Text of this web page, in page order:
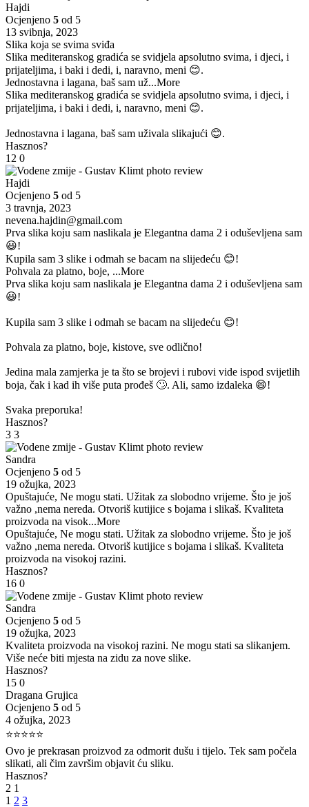
Hajdi
Ocjenjeno 5 od 5
13 svibnja, 2023
Slika koja se svima sviđa
Slika mediteranskog gradića se svidjela apsolutno svima, i djeci, i
prijateljima, i baki i dedi, i, naravno, meni 😊.
Jednostavna i lagana, baš sam už...More
Slika mediteranskog gradića se svidjela apsolutno svima, i djeci, i
prijateljima, i baki i dedi, i, naravno, meni 😊.
Jednostavna i lagana, baš sam uživala slikajući 😊.
Hasznos?
12 0
Hajdi
Ocjenjeno 5 od 5
3 travnja, 2023
nevena.hajdin@gmail.com
Prva slika koju sam naslikala je Elegantna dama 2 i oduševljena sam
😃!
Kupila sam 3 slike i odmah se bacam na slijedeću 😊!
Pohvala za platno, boje, ...More
Prva slika koju sam naslikala je Elegantna dama 2 i oduševljena sam
😃!
Kupila sam 3 slike i odmah se bacam na slijedeću 😊!
Pohvala za platno, boje, kistove, sve odlično!
Jedina mala zamjerka je ta što se brojevi i rubovi vide ispod svijetlih
boja, čak i kad ih više puta prođeš 🙄. Ali, samo izdaleka 😄!
Svaka preporuka!
Hasznos?
3 3
Sandra
Ocjenjeno 5 od 5
19 ožujka, 2023
Opuštajuće, Ne mogu stati. Užitak za slobodno vrijeme. Što je još
važno ,nema nereda. Otvoriš kutijice s bojama i slikaš. Kvaliteta
proizvoda na visok...More
Opuštajuće, Ne mogu stati. Užitak za slobodno vrijeme. Što je još
važno ,nema nereda. Otvoriš kutijice s bojama i slikaš. Kvaliteta
proizvoda na visokoj razini.
Hasznos?
16 0
Sandra
Ocjenjeno 5 od 5
19 ožujka, 2023
Kvaliteta proizvoda na visokoj razini. Ne mogu stati sa slikanjem.
Više neće biti mjesta na zidu za nove slike.
Hasznos?
15 0
Dragana Grujica
Ocjenjeno 5 od 5
4 ožujka, 2023
⭐⭐⭐⭐⭐
Ovo je prekrasan proizvod za odmorit dušu i tijelo. Tek sam počela
slikati, ali čim završim objavit ću sliku.
Hasznos?
2 1
1 2 3